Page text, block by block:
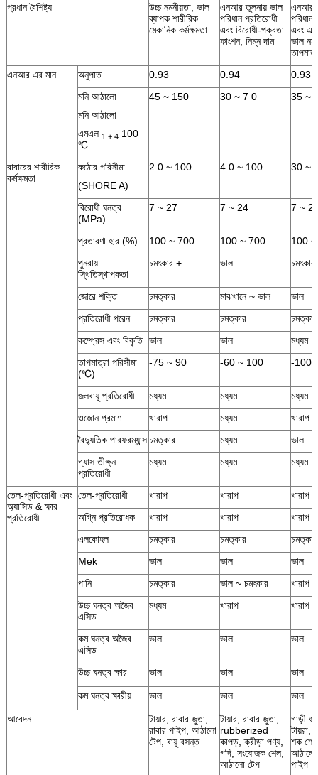
প্রধান বৈশিষ্ট্য
উচ্চ নমনীয়তা, ভাল
ব্যাপক শারীরিক
মেকানিক কর্মক্ষমতা
এনআর তুলনায় ভাল
পরিধান প্রতিরোধী
এবং বিরোধী-পক্বতা
ফাংশন, নিম্ন দাম
এনআর
পরিধান
এবং
ভাল
এনআর এর মান
অনুপাত 0.93 0.94
0.93
মনি আঠালো
মনি আঠালো
এমএল 1 + 4 100
℃
45 ~ 150 30 ~ 7 0 35 ~
রাবারের শারীরিক
কর্মক্ষমতা
কঠোর পরিসীমা
(SHORE A)
2 0 ~ 100 4 0 ~ 100 30 ~
বিরোধী ঘনত্ব
(MPa)
7 ~ 27 7 ~ 24 7 ~
প্রতারণা হার (%) 100 ~ 700 100 ~ 700
100
পুনরায়
স্থিতিস্থাপকতা
চমৎকার + ভাল
জোরে শক্তি চমত্কার মাঝখানে ~ ভাল
ভাল
প্রতিরোধী পরেন
চমত্কার চমত্কার
চমত্কার
কম্প্রেস এবং বিকৃতি ভাল ভাল
মধ্যম
তাপমাত্রা পরিসীমা
(℃)
-75 ~ 90 -60 ~ 100 -100
জলবায়ু প্রতিরোধী মধ্যম মধ্যম
মধ্যম
ওজোন প্রমাণ
খারাপ মধ্যম
খারাপ
বৈদ্যুতিক পারফরম্যান্সচমত্কার মধ্যম
ভাল
গ্যাস তীক্ষ্ন
প্রতিরোধী
মধ্যম মধ্যম মধ্যম
তেল-প্রতিরোধী এবং
অ্যাসিড & ক্ষার
প্রতিরোধী
তেল-প্রতিরোধী খারাপ খারাপ
খারাপ
অগ্নি প্রতিরোধক
খারাপ খারাপ
খারাপ
এলকোহল
চমত্কার চমত্কার
চমত্কার
Mek
ভাল ভাল
ভাল
পানি
চমত্কার ভাল ~ চমৎকার
খারাপ
উচ্চ ঘনত্ব অজৈব
এসিড
মধ্যম খারাপ খারাপ
কম ঘনত্ব অজৈব
এসিড
ভাল ভাল ভাল
উচ্চ ঘনত্ব ক্ষার ভাল ভাল ভাল
কম ঘনত্ব ক্ষারীয় ভাল ভাল ভাল
আবেদন
টায়ার, রাবার জুতা,
রাবার পাইপ, আঠালো
টেপ, বায়ু বসন্ত
টায়ার, রাবার জুতা,
rubberized
কাপড়, ক্রীড়া পণ্য,
গদি, সংযোজক শেল,
আঠালো টেপ
গাড়ী ও
টায়রা,
শক
আঠালো
পাইপ